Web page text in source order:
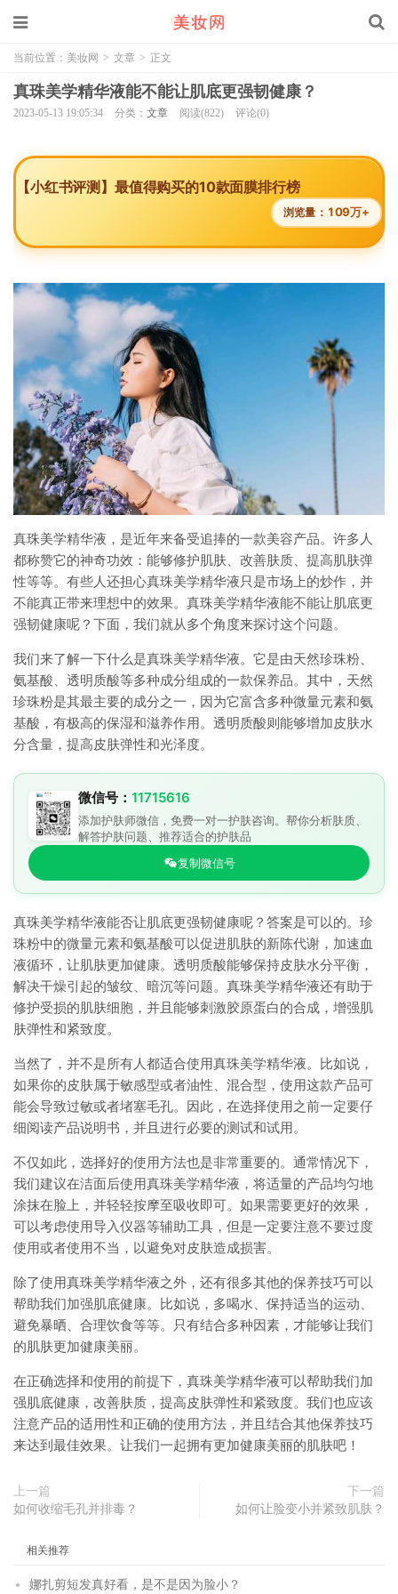
当前位置： 美妆网 > 文章 > 正文
真珠美学精华液能不能让肌底更强韧健康？
2023-05-13 19:05:34 分类： 文章 阅读(822) 评论(0)
【小红书评测】最值得购买的10款面膜排行榜
浏览量： 109万+
真珠美学精华液，是近年来备受追捧的一款美容产品。许多人
都称赞它的神奇功效：能够修护肌肤、改善肤质、提高肌肤弹
性等等。有些人还担心真珠美学精华液只是市场上的炒作，并
不能真正带来理想中的效果。真珠美学精华液能不能让肌底更
强韧健康呢？下面，我们就从多个角度来探讨这个问题。
我们来了解一下什么是真珠美学精华液。它是由天然珍珠粉、
氨基酸、透明质酸等多种成分组成的一款保养品。其中，天然
珍珠粉是其最主要的成分之一，因为它富含多种微量元素和氨
基酸，有极高的保湿和滋养作用。透明质酸则能够增加皮肤水
分含量，提高皮肤弹性和光泽度。
微信号： 11715616
添加护肤师微信，免费一对一护肤咨询。帮你分析肤质、
解答护肤问题、推荐适合的护肤品
复制微信号
真珠美学精华液能否让肌底更强韧健康呢？答案是可以的。珍
珠粉中的微量元素和氨基酸可以促进肌肤的新陈代谢，加速血
液循环，让肌肤更加健康。透明质酸能够保持皮肤水分平衡，
解决干燥引起的皱纹、暗沉等问题。真珠美学精华液还有助于
修护受损的肌肤细胞，并且能够刺激胶原蛋白的合成，增强肌
肤弹性和紧致度。
当然了，并不是所有人都适合使用真珠美学精华液。比如说，
如果你的皮肤属于敏感型或者油性、混合型，使用这款产品可
能会导致过敏或者堵塞毛孔。因此，在选择使用之前一定要仔
细阅读产品说明书，并且进行必要的测试和试用。
不仅如此，选择好的使用方法也是非常重要的。通常情况下，
我们建议在洁面后使用真珠美学精华液，将适量的产品均匀地
涂抹在脸上，并轻轻按摩至吸收即可。如果需要更好的效果，
可以考虑使用导入仪器等辅助工具，但是一定要注意不要过度
使用或者使用不当，以避免对皮肤造成损害。
除了使用真珠美学精华液之外，还有很多其他的保养技巧可以
帮助我们加强肌底健康。比如说，多喝水、保持适当的运动、
避免暴晒、合理饮食等等。只有结合多种因素，才能够让我们
的肌肤更加健康美丽。
在正确选择和使用的前提下，真珠美学精华液可以帮助我们加
强肌底健康，改善肤质，提高皮肤弹性和紧致度。我们也应该
注意产品的适用性和正确的使用方法，并且结合其他保养技巧
来达到最佳效果。让我们一起拥有更加健康美丽的肌肤吧！
上一篇
如何收缩毛孔并排毒？
下一篇
如何让脸变小并紧致肌肤？
相关推荐
娜扎剪短发真好看，是不是因为脸小？